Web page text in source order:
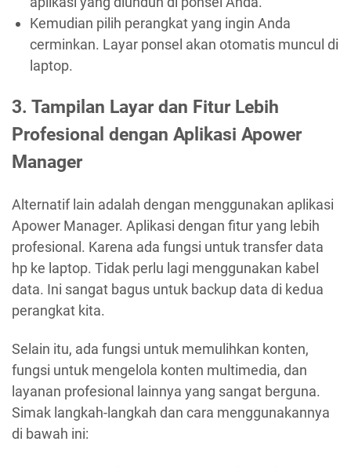
Kemudian pilih perangkat yang ingin Anda
cerminkan. Layar ponsel akan otomatis muncul di
laptop.
3. Tampilan Layar dan Fitur Lebih
Profesional dengan Aplikasi Apower
Manager
Alternatif lain adalah dengan menggunakan aplikasi
Apower Manager. Aplikasi dengan fitur yang lebih
profesional. Karena ada fungsi untuk transfer data
hp ke laptop. Tidak perlu lagi menggunakan kabel
data. Ini sangat bagus untuk backup data di kedua
perangkat kita.
Selain itu, ada fungsi untuk memulihkan konten,
fungsi untuk mengelola konten multimedia, dan
layanan profesional lainnya yang sangat berguna.
Simak langkah-langkah dan cara menggunakannya
di bawah ini: